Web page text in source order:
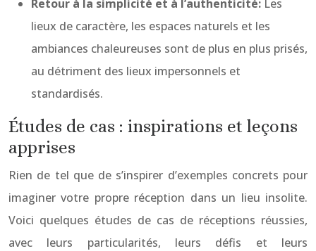
Retour à la simplicité et à l’authenticité: Les
lieux de caractère, les espaces naturels et les
ambiances chaleureuses sont de plus en plus prisés,
au détriment des lieux impersonnels et
standardisés.
Études de cas : inspirations et leçons
apprises
Rien de tel que de s’inspirer d’exemples concrets pour
imaginer votre propre réception dans un lieu insolite.
Voici quelques études de cas de réceptions réussies,
avec leurs particularités, leurs défis et leurs